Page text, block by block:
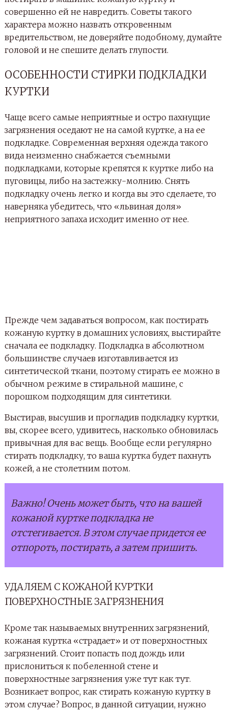
совершенно ей не навредить. Советы такого
характера можно назвать откровенным
вредительством, не доверяйте подобному, думайте
головой и не спешите делать глупости.
ОСОБЕННОСТИ СТИРКИ ПОДКЛАДКИ
КУРТКИ
Чаще всего самые неприятные и остро пахнущие
загрязнения оседают не на самой куртке, а на ее
подкладке. Современная верхняя одежда такого
вида неизменно снабжается съемными
подкладками, которые крепятся к куртке либо на
пуговицы, либо на застежку-молнию. Снять
подкладку очень легко и когда вы это сделаете, то
наверняка убедитесь, что «львиная доля»
неприятного запаха исходит именно от нее.
Прежде чем задаваться вопросом, как постирать
кожаную куртку в домашних условиях, выстирайте
сначала ее подкладку. Подкладка в абсолютном
большинстве случаев изготавливается из
синтетической ткани, поэтому стирать ее можно в
обычном режиме в стиральной машине, с
порошком подходящим для синтетики.
Выстирав, высушив и прогладив подкладку куртки,
вы, скорее всего, удивитесь, насколько обновилась
привычная для вас вещь. Вообще если регулярно
стирать подкладку, то ваша куртка будет пахнуть
кожей, а не столетним потом.
Важно! Очень может быть, что на вашей
кожаной куртке подкладка не
отстегивается. В этом случае придется ее
отпороть, постирать, а затем пришить.
УДАЛЯЕМ С КОЖАНОЙ КУРТКИ
ПОВЕРХНОСТНЫЕ ЗАГРЯЗНЕНИЯ
Кроме так называемых внутренних загрязнений,
кожаная куртка «страдает» и от поверхностных
загрязнений. Стоит попасть под дождь или
прислониться к побеленной стене и
поверхностные загрязнения уже тут как тут.
Возникает вопрос, как стирать кожаную куртку в
этом случае? Вопрос, в данной ситуации, нужно